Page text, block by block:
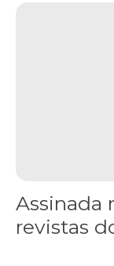
Assinada
revistas